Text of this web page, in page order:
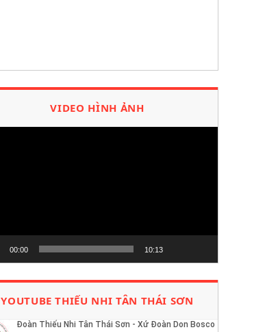
VIDEO HÌNH ẢNH
00:00 10:13
YOUTUBE THIẾU NHI TÂN THÁI SƠN